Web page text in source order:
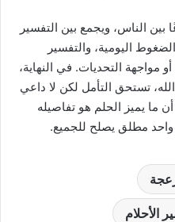
الناس، ويجمع بين التفسير
اليومية، والتفسير
مواجهة التحديات. في النهاية،
تستحق التأمل لكن لا داعي
ما يميز الحلم هو تفاصيله
واحد مطلق يصلح للجميع.
الأحلام